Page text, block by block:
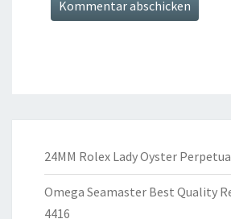
24MM Rolex Lady Oyster
Omega Seamaster Best Quality
4416